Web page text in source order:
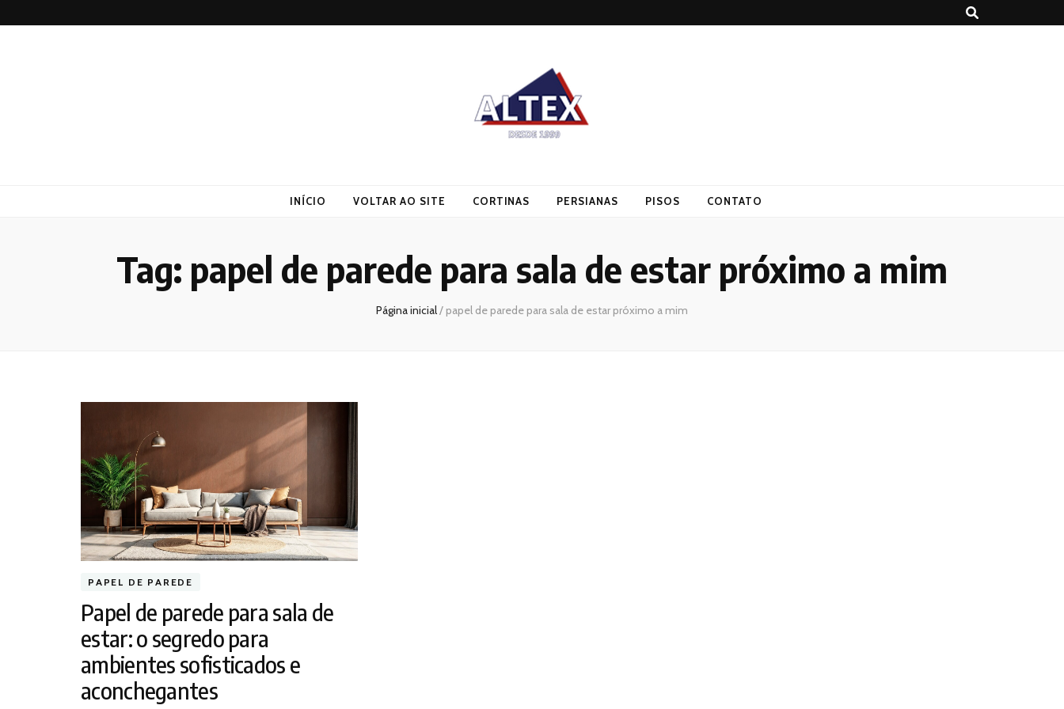
INÍCIO VOLTAR AO SITE CORTINAS PERSIANAS PISOS CONTATO
Tag: papel de parede para sala de estar próximo a mim
Página inicial/ papel de parede para sala de estar próximo a mim
PAPEL DE PAREDE
Papel de parede para sala de
estar: o segredo para
ambientes sofisticados e
aconchegantes